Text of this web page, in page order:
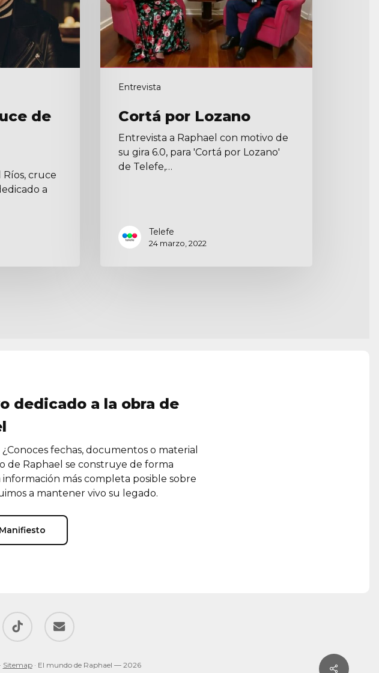
de
cruce
a
Entrevista
Cortá por Lozano
Entrevista a Raphael con motivo de
su gira 6.0, para 'Cortá por Lozano'
de Telefe,…
Telefe
24 marzo, 2022
Share
dedicado a la obra de
fechas, documentos o material
de Raphael se construye de forma
más completa posible sobre
a mantener vivo su legado.
Manifiesto
tiktok email
· Sitemap· El mundo de Raphael — 2026